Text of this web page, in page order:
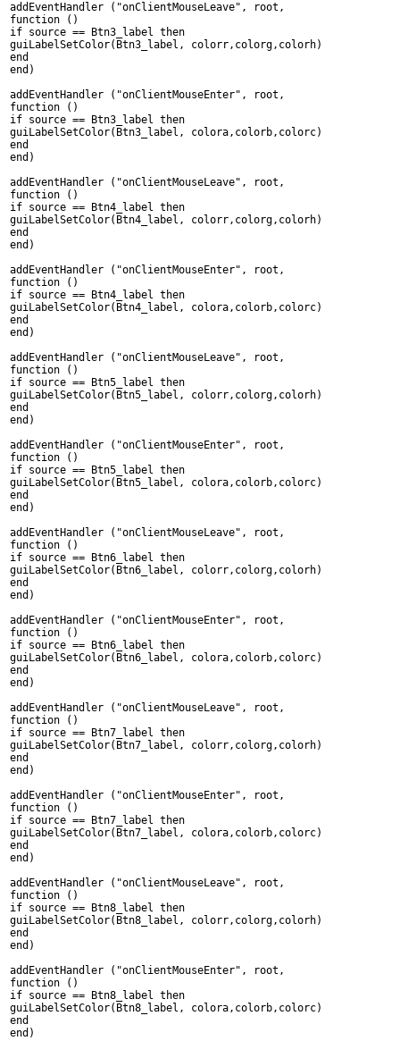
addEventHandler ("onClientMouseLeave", root,
function ()
if source == Btn3_label then
guiLabelSetColor(Btn3_label, colorr,colorg,colorh)
end
end)
addEventHandler ("onClientMouseEnter", root,
function ()
if source == Btn3_label then
guiLabelSetColor(Btn3_label, colora,colorb,colorc)
end
end)
addEventHandler ("onClientMouseLeave", root,
function ()
if source == Btn4_label then
guiLabelSetColor(Btn4_label, colorr,colorg,colorh)
end
end)
addEventHandler ("onClientMouseEnter", root,
function ()
if source == Btn4_label then
guiLabelSetColor(Btn4_label, colora,colorb,colorc)
end
end)
addEventHandler ("onClientMouseLeave", root,
function ()
if source == Btn5_label then
guiLabelSetColor(Btn5_label, colorr,colorg,colorh)
end
end)
addEventHandler ("onClientMouseEnter", root,
function ()
if source == Btn5_label then
guiLabelSetColor(Btn5_label, colora,colorb,colorc)
end
end)
addEventHandler ("onClientMouseLeave", root,
function ()
if source == Btn6_label then
guiLabelSetColor(Btn6_label, colorr,colorg,colorh)
end
end)
addEventHandler ("onClientMouseEnter", root,
function ()
if source == Btn6_label then
guiLabelSetColor(Btn6_label, colora,colorb,colorc)
end
end)
addEventHandler ("onClientMouseLeave", root,
function ()
if source == Btn7_label then
guiLabelSetColor(Btn7_label, colorr,colorg,colorh)
end
end)
addEventHandler ("onClientMouseEnter", root,
function ()
if source == Btn7_label then
guiLabelSetColor(Btn7_label, colora,colorb,colorc)
end
end)
addEventHandler ("onClientMouseLeave", root,
function ()
if source == Btn8_label then
guiLabelSetColor(Btn8_label, colorr,colorg,colorh)
end
end)
addEventHandler ("onClientMouseEnter", root,
function ()
if source == Btn8_label then
guiLabelSetColor(Btn8_label, colora,colorb,colorc)
end
end)